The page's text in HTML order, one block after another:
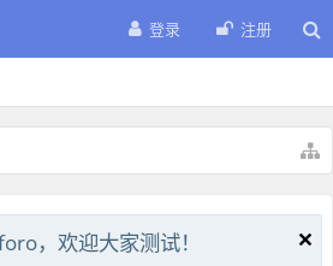
登录 注册
，欢迎大家测试！